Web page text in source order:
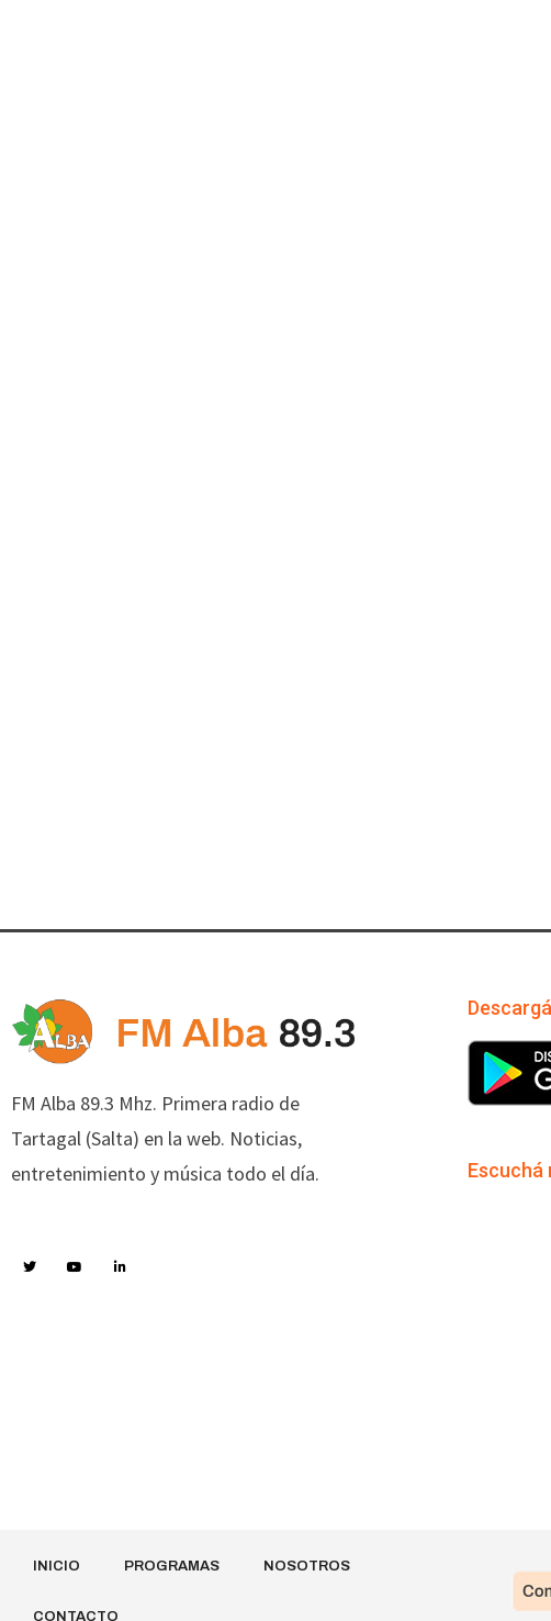
FM Alba 89.3 Mhz. Primera radio de
Tartagal (Salta) en la web. Noticias,
entretenimiento y música todo el día.
Escuchá
INICIO PROGRAMAS NOSOTROS
CONTACTO